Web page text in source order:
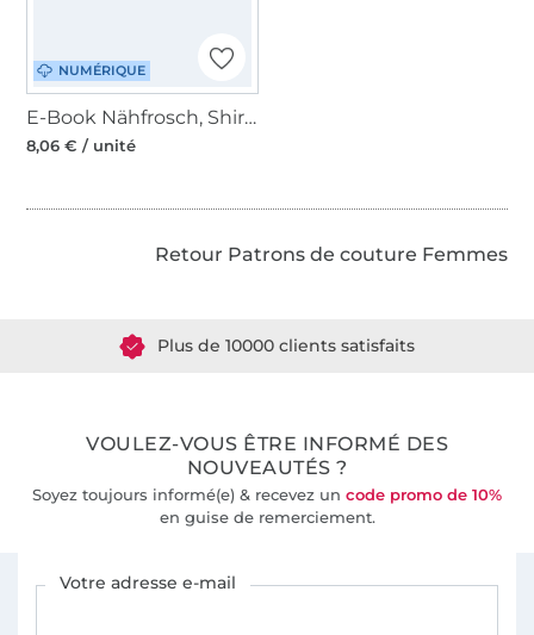
NUMÉRIQUE
E-Book Nähfrosch, Shirt Sayang Damen, en allemand
8,06 € / unité
Retour Patrons de couture Femmes
VOULEZ-VOUS ÊTRE INFORMÉ DES
NOUVEAUTÉS ?
Soyez toujours informé(e) & recevez un code promo de 10%
en guise de remerciement.
Votre adresse e-mail